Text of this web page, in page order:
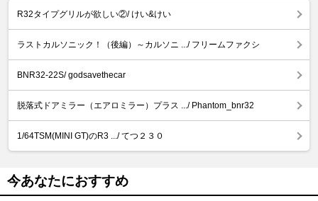
R32タイプグリルが欲しい②/ けい&けい
ラストカルソニック！（後編）～カルソニ .../ フリームファクシ
BNR32-22S/ godsavethecar
脱落式ドアミラー（エアロミラー）プラス .../ Phantom_bnr32
1/64TSM(MINI GT)のR3 .../ てつ２３０
今あなたにおすすめ